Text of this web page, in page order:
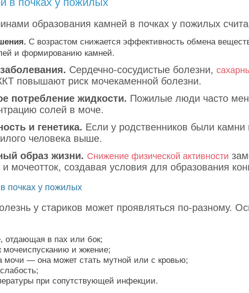
образования камней в почках у пожилых
С возрастом снижается эффективность обмена
и формированию камней.
Сердечно-сосудистые болезни,
повышают риск мочекаменной болезни.
потребление жидкости. Пожилые люди часто
солей в моче.
и генетика. Если у родственников были камни
человека выше.
образ жизни. Снижение физической активности
мочеотток, создавая условия для образования
почках у пожилых
у стариков может проявляться по-разному.
отдающая в пах или бок;
мочеиспусканию и жжение;
мочи — она может стать мутной или с кровью;
при сопутствующей инфекции.